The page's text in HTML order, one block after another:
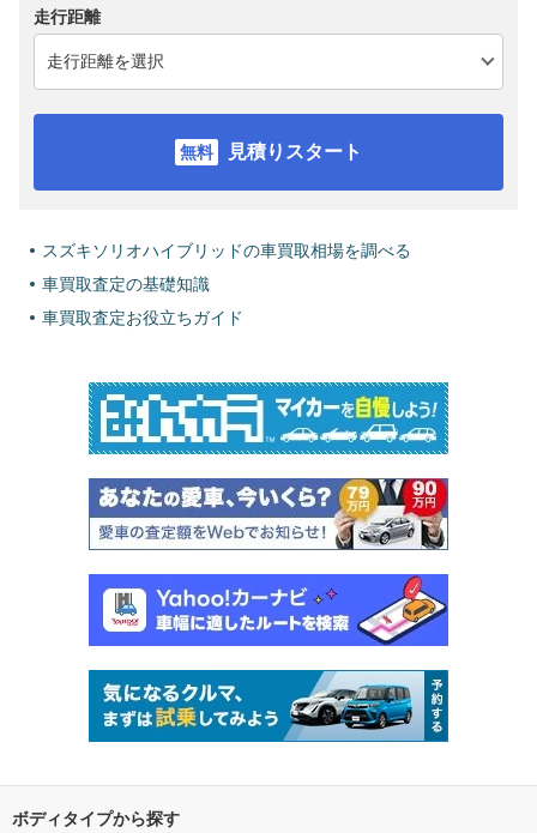
走行距離
見積りスタート
スズキソリオハイブリッドの車買取相場を調べる
車買取査定の基礎知識
車買取査定お役立ちガイド
ボディタイプから探す